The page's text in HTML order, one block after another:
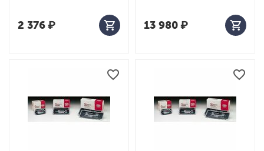
2 376₽ 13 980₽